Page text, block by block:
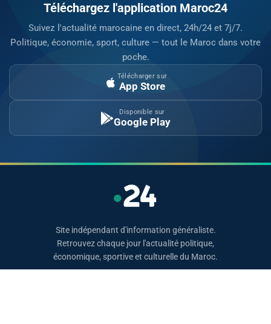
Téléchargez l'application Maroc24
Suivez l'actualité marocaine en direct, 24h/24 et 7j/7.
Politique, économie, sport, culture — tout le Maroc dans votre
poche.
Télécharger sur
App Store
Disponible sur
Google Play
Site indépendant d'information généraliste.
Retrouvez chaque jour l'actualité politique,
économique, sportive et culturelle du Maroc.